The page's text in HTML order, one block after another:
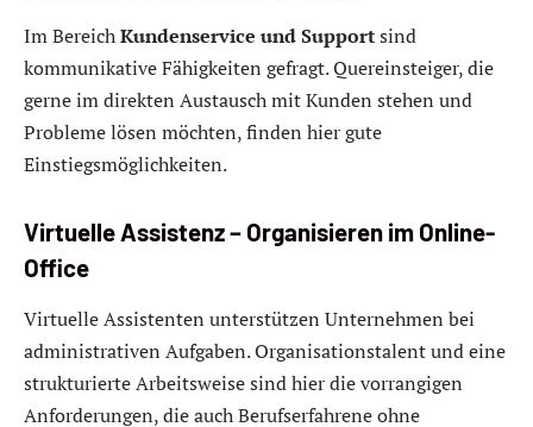
Im BereichKundenservice und Supportsind
kommunikative Fähigkeiten gefragt. Quereinsteiger, die
gerne im direkten Austausch mit Kunden stehen und
Probleme lösen möchten, finden hier gute
Einstiegsmöglichkeiten.
Virtuelle Assistenz – Organisieren im Online-
Office
Virtuelle Assistenten unterstützen Unternehmen bei
administrativen Aufgaben. Organisationstalent und eine
strukturierte Arbeitsweise sind hier die vorrangigen
Anforderungen, die auch Berufserfahrene ohne